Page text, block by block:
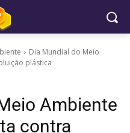
Dia Mundial do Meio
plástica
Ambiente
contra